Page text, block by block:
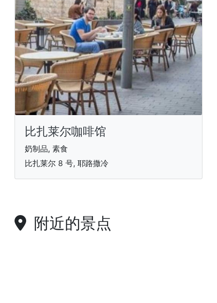
比扎莱尔咖啡馆
奶制品, 素食
比扎莱尔 8 号, 耶路撒冷
附近的景点